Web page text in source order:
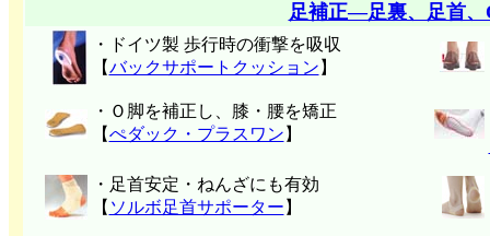
足補正―足裏、足首
・ドイツ製 歩行時の衝撃を吸収
【バックサポートクッション 】
・Ｏ脚を補正し、膝・腰を矯正
【ぺダック・プラスワン 】
・足首安定・ねんざにも有効
【 ソルボ足首サポーター 】